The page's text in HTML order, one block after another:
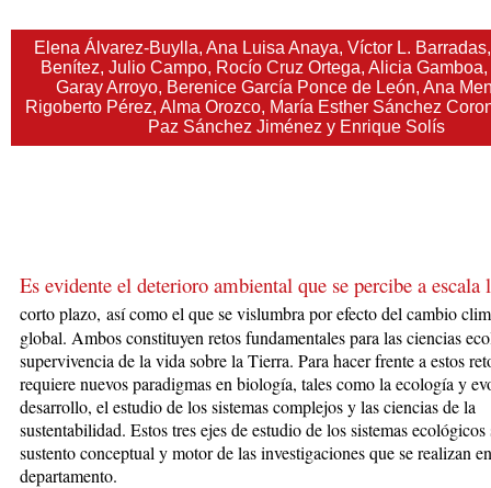
Elena Álvarez-Buylla, Ana Luisa Anaya, Víctor L.
Benítez, Julio Campo, Rocío Cruz Ortega, Alicia
Garay Arroyo, Berenice García Ponce de León, Ana
Rigoberto Pérez, Alma Orozco, María Esther Sánchez
Paz Sánchez Jiménez y Enrique Solís
Es evidente el deterioro ambiental que se percibe a escala
corto plazo, así como el que se vislumbra por efecto del cambio
global. Ambos constituyen retos fundamentales para las ciencias
supervivencia de la vida sobre la Tierra. Para hacer frente a estos
requiere nuevos paradigmas en biología, tales como la ecología y
desarrollo, el estudio de los sistemas complejos y las ciencias de la
sustentabilidad. Estos tres ejes de estudio de los sistemas ecológicos
sustento conceptual y motor de las investigaciones que se realizan
departamento.